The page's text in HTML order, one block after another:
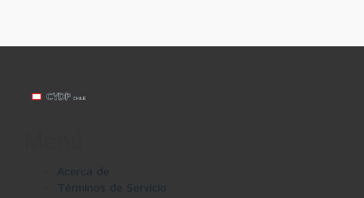
Acerca de
Términos de Servicio